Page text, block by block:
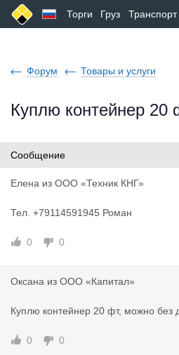
Торги Груз Транспорт
Форум Товары и услуги
Куплю контейнер 20
Сообщение
Елена из ООО «Техник КНГ»
Тел. +79114591945 Роман
0 0
Оксана из ООО «Капитал»
Куплю контейнер 20 фт, можно без
0 0